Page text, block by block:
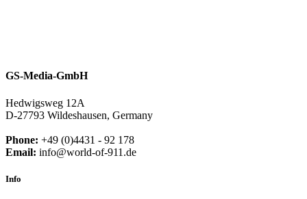
GS-Media-GmbH
Hedwigsweg 12A
D-27793 Wildeshausen, Germany
Phone: +49 (0)4431 - 92 178
Email: info@world-of-911.de
Info